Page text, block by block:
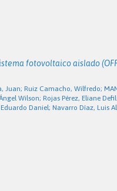
fotovoltaico aislado (OFF
Juan; Ruiz Camacho, Wilfredo;
Wilson; Rojas Pérez, Eliane
Daniel; Navarro Díaz,